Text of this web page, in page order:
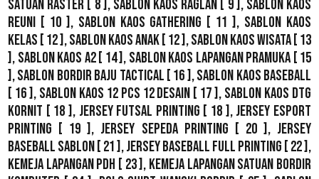
Satuan Raster [ 8 ], Sablon Kaos Raglan [ 9 ], Sablon Kaos
Reuni [ 10 ], Sablon Kaos Gathering [ 11 ], Sablon Kaos
Kelas [ 12 ],Sablon Kaos Anak [ 12 ],Sablon Kaos Wisata [ 13
], Sablon Kaos A2[ 14 ], Sablon Kaos Lapangan Pramuka [ 15
],Sablon Bordir Baju Tactical [ 16 ],Sablon Kaos Baseball
[ 16 ], Sablon Kaos 12 Pcs 12 Desain [ 17 ], Sablon Kaos DTG
Kornit [ 18 ], Jersey Futsal Printing [ 18 ],Jersey Esport
Printing [ 19 ], Jersey Sepeda Printing [ 20 ], Jersey
Baseball Sablon [ 21 ],Jersey Baseball Full Printing [ 22 ],
Kemeja Lapangan PDH [ 23 ], Kemeja Lapangan Satuan Bordir